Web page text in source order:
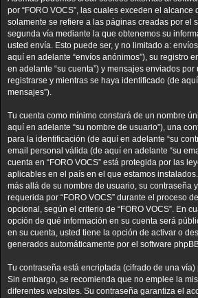
por “FORO VOCS”, las cuales exceden el alcance
solamente se refiere a las páginas creadas por el
segunda vía mediante la que obtenemos su
usted envía. Esto puede ser, y no limitado a:
aquí en adelante “envíos anónimos”), su registro
en adelante “su cuenta”) y mensajes enviados por
registrarse y mientras se haya identificado (de
mensajes”).
Tu cuenta como mínimo constará de un nombre
aquí en adelante “su nombre de usuario”), una
para la identificación (de aquí en adelante “su
email personal válida (de aquí en adelante “su
cuenta en “FORO VOCS” está protegida por las
aplicables en el país en el que estamos
más allá de su nombre de usuario, su contraseña
requerida por “FORO VOCS” durante el proceso
opcional, según el criterio de “FORO VOCS”. En
opción de qué información en su cuenta será
en su cuenta, usted tiene la opción de activar o
generados automáticamente por el software
Tu contraseña está encriptada (cifrado de una
Sin embargo, se recomienda que no emplee la
diferentes websites. Su contraseña garantiza el